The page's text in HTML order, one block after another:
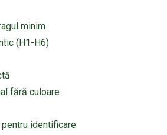
minim
(H1-H6)
fără culoare
identificare